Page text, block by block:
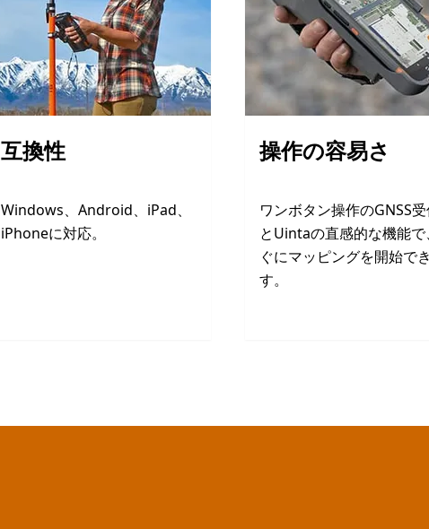
互換性
Windows、Android、iPad、
iPhoneに対応。
操作の容易さ
ワンボタン操作のGNSS
とUintaの直感的な機能で
ぐにマッピングを開始で
す。